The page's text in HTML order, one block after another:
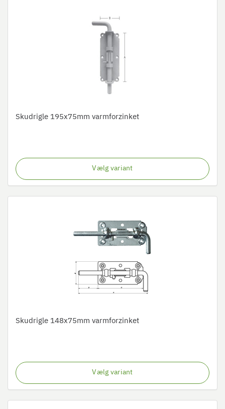
Skudrigle 195x75mm varmforzinket
Vælg variant
Skudrigle 148x75mm varmforzinket
Vælg variant